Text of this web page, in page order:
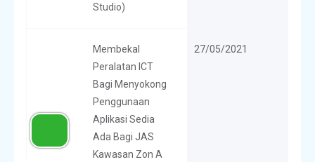
Studio)
Membekal
Peralatan ICT
Bagi Menyokong
Penggunaan
Aplikasi Sedia
Ada Bagi JAS
Kawasan Zon A
27/05/2021